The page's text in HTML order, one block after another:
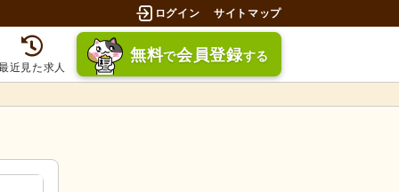
ログイン サイトマップ
近見た求人
無料で会員登録する